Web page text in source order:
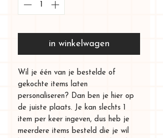
in winkelwagen
Wil je één van je bestelde of
gekochte items laten
personaliseren? Dan ben je hier op
de juiste plaats. Je kan slechts 1
item per keer ingeven, dus heb je
meerdere items besteld die je wil